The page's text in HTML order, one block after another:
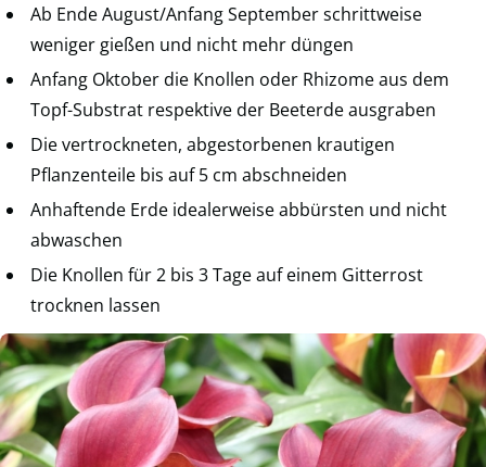
Ab Ende August/Anfang September schrittweise
weniger gießen und nicht mehr düngen
Anfang Oktober die Knollen oder Rhizome aus dem
Topf-Substrat respektive der Beeterde ausgraben
Die vertrockneten, abgestorbenen krautigen
Pflanzenteile bis auf 5 cm abschneiden
Anhaftende Erde idealerweise abbürsten und nicht
abwaschen
Die Knollen für 2 bis 3 Tage auf einem Gitterrost
trocknen lassen